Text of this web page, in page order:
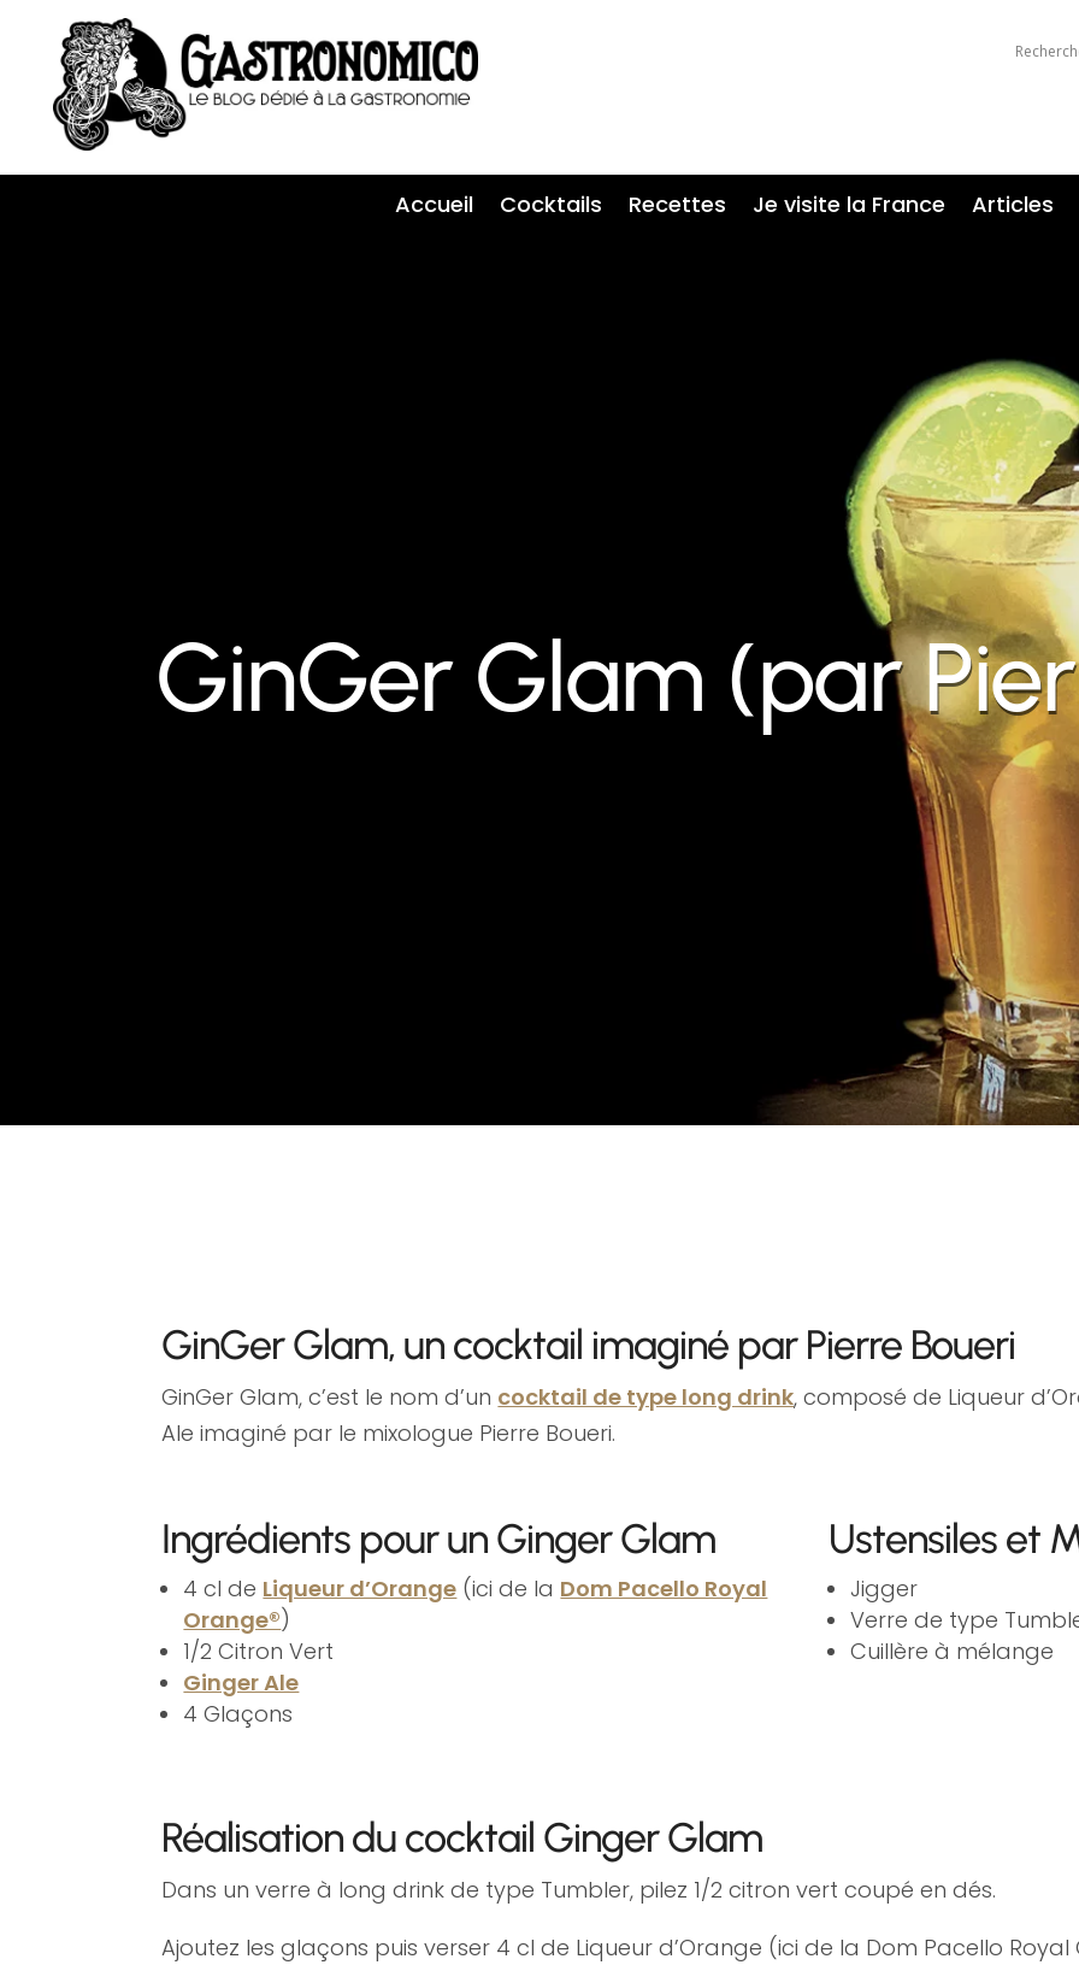
Accueil Cocktails Recettes Je visite la France Articles
GinGer Glam (par
GinGer Glam, un cocktail imaginé par Pierre Boueri
GinGer Glam, c’est le nom d’un cocktail de type long drink, composé de Liqueur
Ale imaginé par le mixologue Pierre Boueri.
Ingrédients pour un Ginger Glam
4 cl de Liqueur d’Orange (ici de la Dom Pacello Royal
Orange®)
1/2 Citron Vert
Ginger Ale
4 Glaçons
Ustensiles et
Jigger
Verre de type
Cuillère à mélange
Réalisation du cocktail Ginger Glam
Dans un verre à long drink de type Tumbler, pilez 1/2 citron vert coupé en dés.
Ajoutez les glaçons puis verser 4 cl de Liqueur d’Orange (ici de la Dom Pacello Royal